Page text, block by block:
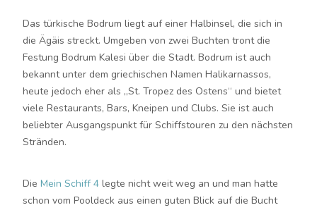
Das türkische Bodrum liegt auf einer Halbinsel, die sich in
die Ägäis streckt. Umgeben von zwei Buchten tront die
Festung Bodrum Kalesi über die Stadt. Bodrum ist auch
bekannt unter dem griechischen Namen Halikarnassos,
heute jedoch eher als „St. Tropez des Ostens“ und bietet
viele Restaurants, Bars, Kneipen und Clubs. Sie ist auch
beliebter Ausgangspunkt für Schiffstouren zu den nächsten
Stränden.
Die Mein Schiff 4 legte nicht weit weg an und man hatte
schon vom Pooldeck aus einen guten Blick auf die Bucht